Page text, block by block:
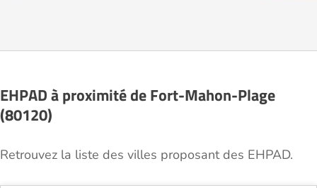
EHPAD à proximité de Fort-Mahon-Plage
(80120)
Retrouvez la liste des villes proposant des EHPAD.